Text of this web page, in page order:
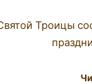
Троицы